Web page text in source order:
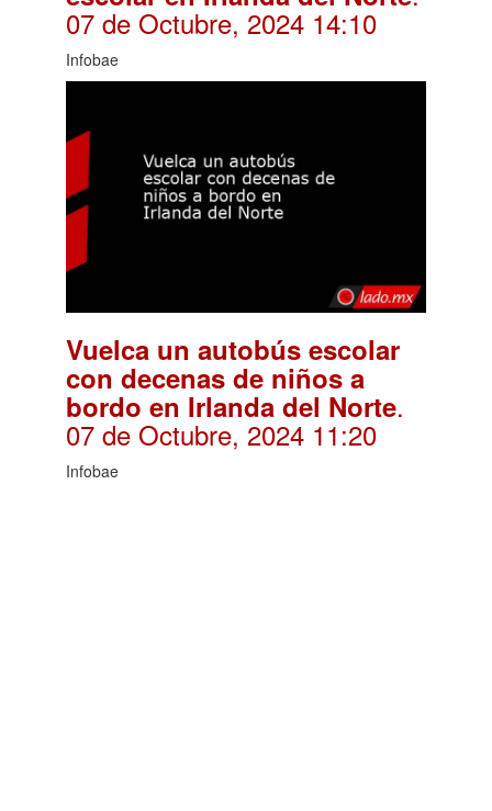
07 de Octubre, 2024 14:10
Infobae
Vuelca un autobús escolar
con decenas de niños a
bordo en Irlanda del Norte.
07 de Octubre, 2024 11:20
Infobae